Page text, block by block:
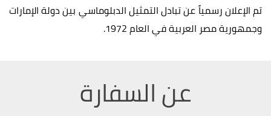
تم الإعلان رسمياً عن تبادل التمثيل الدبلوماسي بين دولة الإمارات
وجمهورية مصر العربية في العام 1972.
عن السفارة